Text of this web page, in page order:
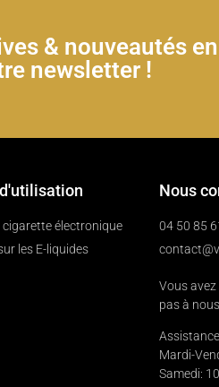
& nouveautés en
newsletter !
cigarette électronique
les E-liquides
Nous
04 50 85
Vous avez
pas à
Mardi-
Samedi: